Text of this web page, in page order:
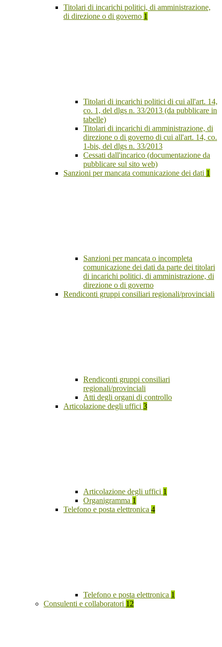
Titolari di incarichi politici, di amministrazione,
di direzione o di governo 1
Titolari di incarichi politici di cui all'art. 14,
co. 1, del dlgs n. 33/2013 (da pubblicare in
tabelle)
Titolari di incarichi di amministrazione, di
direzione o di governo di cui all'art. 14, co.
1-bis, del dlgs n. 33/2013
Cessati dall'incarico (documentazione da
pubblicare sul sito web)
Sanzioni per mancata comunicazione dei dati 1
Sanzioni per mancata o incompleta
comunicazione dei dati da parte dei titolari
di incarichi politici, di amministrazione, di
direzione o di governo
Rendiconti gruppi consiliari regionali/provinciali
Rendiconti gruppi consiliari
regionali/provinciali
Atti degli organi di controllo
Articolazione degli uffici 3
Articolazione degli uffici 1
Organigramma 1
Telefono e posta elettronica 4
Telefono e posta elettronica 1
Consulenti e collaboratori 12